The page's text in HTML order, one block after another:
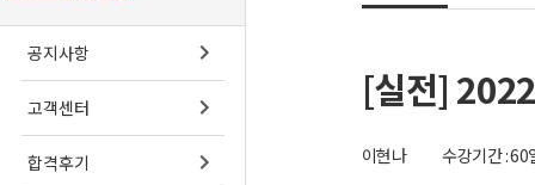
공지사항
고객센터
합격후기
스마트학
[실전]
이현나 수강기간 : 60